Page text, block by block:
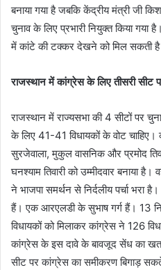
बनाया गया है जबकि केंद्रीय मंत्री जी
चुनाव के लिए प्रभारी नियुक्त किया गया
में कांटे की टक्कर देखने को मिल सकती
राजस्थान में कांग्रेस के लिए तीसरी सीट
राजस्थान में राज्यसभा की 4 सीटों पर
के लिए 41-41 विधायकों के वोट चाहिए।
सुरजेवाला, मुकुल वासनिक और प्रमोद
घनश्याम तिवारी को उम्मीदवार बनाया
ने भाजपा समर्थन से निर्दलीय पर्चा
हैं। एक आरएलडी के सुभाष गर्ग हैं। 13
विधायकों को मिलाकर कांग्रेस ने 126
कांग्रेस के इस दावे के बावजूद सेंध का
सीट पर कांग्रेस का समीकरण बिगाड़ सकते